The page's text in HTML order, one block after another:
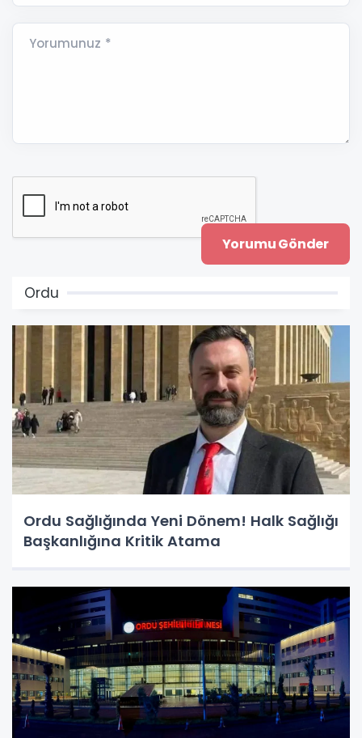
Yorumunuz *
Ordu
Ordu Sağlığında Yeni Dönem! Halk Sağlığı
Başkanlığına Kritik Atama